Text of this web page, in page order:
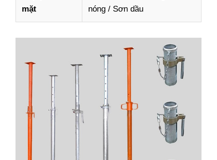
mặt
nóng / Sơn dầu